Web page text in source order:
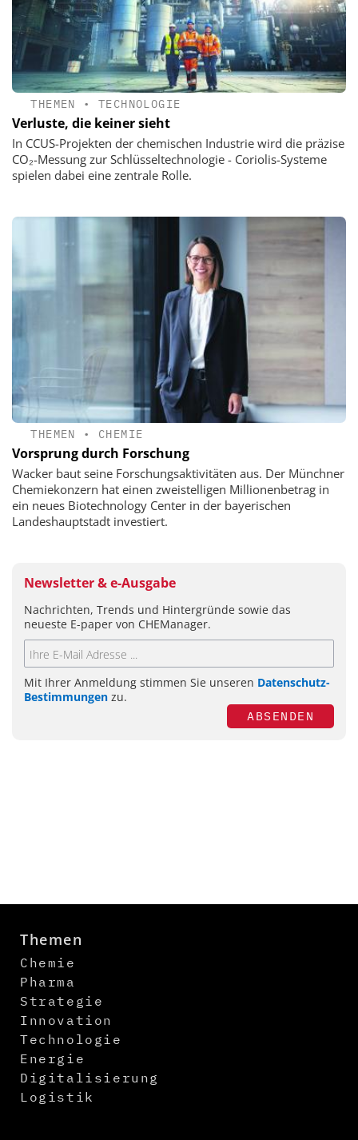
THEMEN •TECHNOLOGIE
Verluste, die keiner sieht
In CCUS-Projekten der chemischen Industrie wird die präzise
CO₂-Messung zur Schlüsseltechnologie - Coriolis-Systeme
spielen dabei eine zentrale Rolle.
THEMEN • CHEMIE
Vorsprung durch Forschung
Wacker baut seine Forschungsaktivitäten aus. Der Münchner
Chemiekonzern hat einen zweistelligen Millionenbetrag in
ein neues Biotechnology Center in der bayerischen
Landeshauptstadt investiert.
Newsletter & e-Ausgabe
Nachrichten, Trends und Hintergründe sowie das
neueste E-paper von CHEManager.
Mit Ihrer Anmeldung stimmen Sie unseren Datenschutz-
Bestimmungen zu.
ABSENDEN
Themen
Chemie
Pharma
Strategie
Innovation
Technologie
Energie
Digitalisierung
Logistik